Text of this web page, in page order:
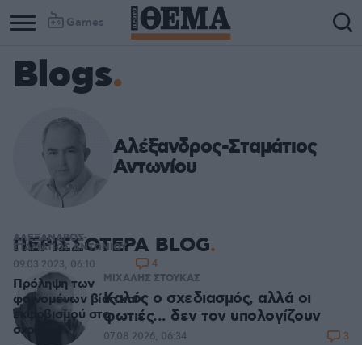
Games
Blogs
Αλέξανδρος-Σταμάτιος
Αντωνίου
ΠΕΡΙΣΣΟΤΕΡΑ BLOG
ΜΙΧΑΛΗΣ ΣΤΟΥΚΑΣ
Καλός ο σχεδιασμός, αλλά οι
φωτιές... δεν τον υπολογίζουν
07.08.2026, 06:34 3
ΑΛΕΞΑΝΔΡΟΣ-
ΣΤΑΜΑΤΙΟΣ ΑΝΤΩΝΙΟΥ
Πρόληψη των
φαινομένων βίας και
εκφοβισμού στο
σχολείο
09.03.2023, 06:10 4